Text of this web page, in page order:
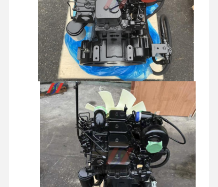
بازدید از
کارخانه
کنترل کیفیت تماس با ما اخبار
پرونده ها
موتور یانمار
موتور کوبوتا
موتور ايسوزو
موتور کامینز